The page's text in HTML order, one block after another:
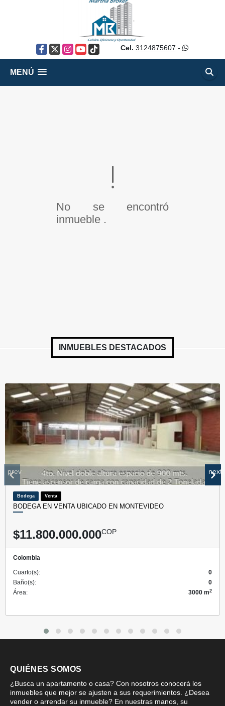
Facebook
X Instagram
YouTube
TikTok Cel. 3124875607 -
MENÚ
No se encontró
inmueble .
INMUEBLES DESTACADOS
Bodega Venta
BODEGA EN VENTA UBICADO EN MONTEVIDEO
$11.800.000.000COP
Colombia
Cuarto(s):
0
Baño(s):
0
Área:
3000 m2
prev next
QUIÉNES SOMOS
¿Busca un apartamento o casa? Con nosotros conocerá los
inmuebles que mejor se ajusten a sus requerimientos. ¿Desea
vender o arrendar su inmueble? En nuestras manos, su